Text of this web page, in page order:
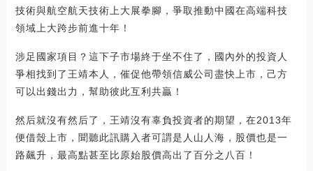
技術與航空航天技術上大展拳腳，爭取推動中國在高端科技
領域上大跨步前進十年！
涉足國家項目？這下子市場終于坐不住了，國內外的投資人
爭相找到了王靖本人，催促他帶領信威公司盡快上市，己方
可以出錢出力，幫助彼此互利共贏！
然后就沒有然后了，王靖沒有辜負投資者的期望，在2013年
便借殼上市，聞聽此訊購入者可謂是人山人海，股價也是一
路飆升，最高點甚至比原始股價高出了百分之八百！